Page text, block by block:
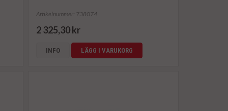
Artikelnummer: 738074
2 325,30 kr
INFO LÄGG I VARUKORG